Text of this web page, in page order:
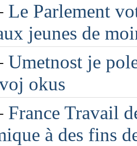
Le Parlement
jeunes de
Umetnost je
okus
France Travail
à des fins